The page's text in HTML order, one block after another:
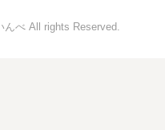
んべ All rights Reserved.